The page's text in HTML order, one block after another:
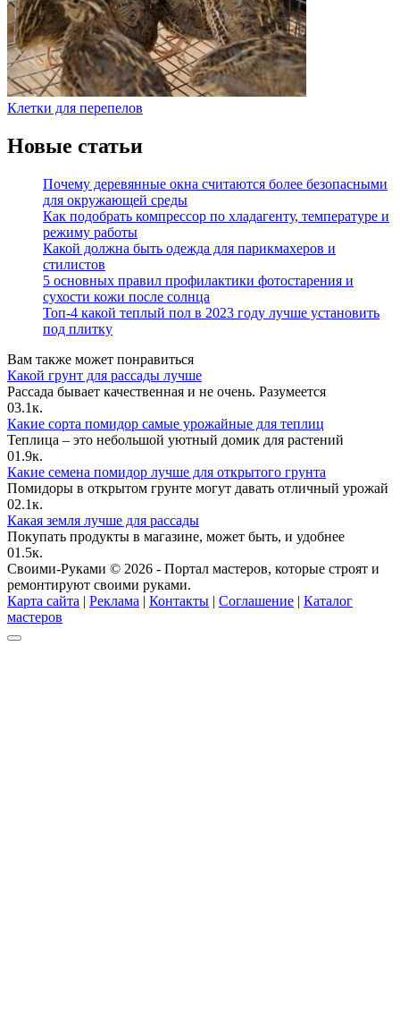
Клетки для перепелов
Новые статьи
Почему деревянные окна считаются более безопасными
для окружающей среды
Как подобрать компрессор по хладагенту, температуре и
режиму работы
Какой должна быть одежда для парикмахеров и
стилистов
5 основных правил профилактики фотостарения и
сухости кожи после солнца
Топ-4 какой теплый пол в 2023 году лучше установить
под плитку
Вам также может понравиться
Какой грунт для рассады лучше
Рассада бывает качественная и не очень. Разумеется
03.1к.
Какие сорта помидор самые урожайные для теплиц
Теплица – это небольшой уютный домик для растений
01.9к.
Какие семена помидор лучше для открытого грунта
Помидоры в открытом грунте могут давать отличный урожай
02.1к.
Какая земля лучше для рассады
Покупать продукты в магазине, может быть, и удобнее
01.5к.
Своими-Руками © 2026 - Портал мастеров, которые строят и
ремонтируют своими руками.
Карта сайта | Реклама | Контакты | Соглашение | Каталог
мастеров